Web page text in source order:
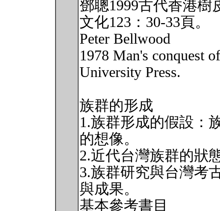
鄧聰1999古代香港
文化123：30-33頁。
Peter Bellwood
1978 Man's conquest
University Press.
族群的形成
1.族群形成的假設：
的想像。
2.近代台灣族群的狀
3.族群研究與台灣考
與成果。
基本參考書目